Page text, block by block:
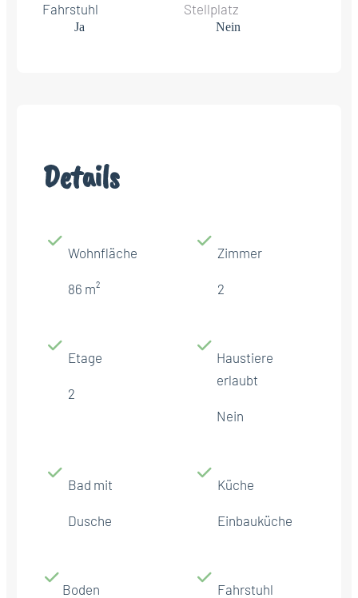
Fahrstuhl
Ja
Stellplatz
Nein
Details
Wohnfläche
86 m²
Zimmer
2
Etage
2
Haustiere
erlaubt
Nein
Bad mit
Dusche
Küche
Einbauküche
Boden Fahrstuhl